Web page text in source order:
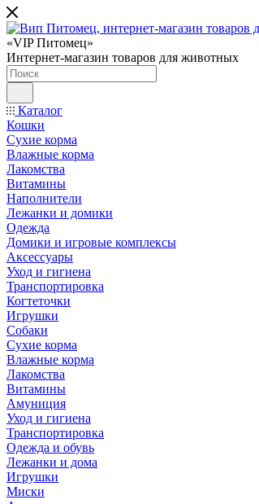
«VIP Питомец»
Интернет-магазин товаров для животных
Каталог
Кошки
Сухие корма
Влажные корма
Лакомства
Витамины
Наполнители
Лежанки и домики
Одежда
Домики и игровые комплексы
Аксессуары
Уход и гигиена
Транспортировка
Когтеточки
Игрушки
Собаки
Сухие корма
Влажные корма
Лакомства
Витамины
Амуниция
Уход и гигиена
Транспортировка
Одежда и обувь
Лежанки и дома
Игрушки
Миски